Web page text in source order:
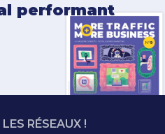
performant
RÉSEAUX !